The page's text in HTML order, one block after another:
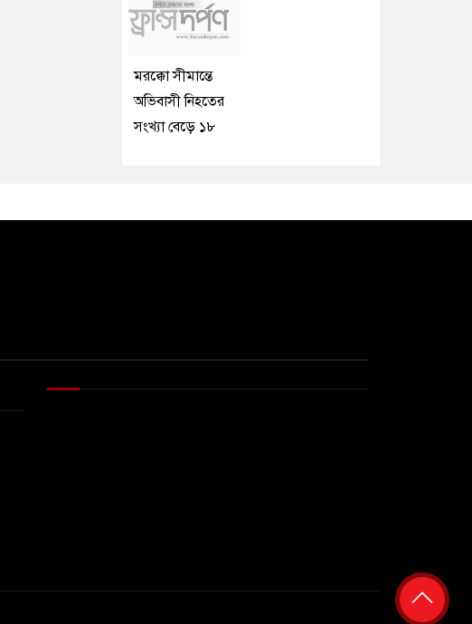
মরক্কো সীমান্তে
অভিবাসী নিহতের
সংখ্যা বেড়ে ১৮